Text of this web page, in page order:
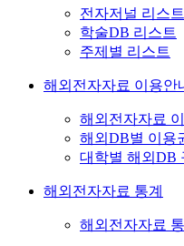
전자저널 리스트
학술DB 리스트
주제별 리스트
해외전자자료 이용안
해외전자자료
해외DB별 이용
대학별 해외DB
해외전자자료 통계
해외전자자료 통